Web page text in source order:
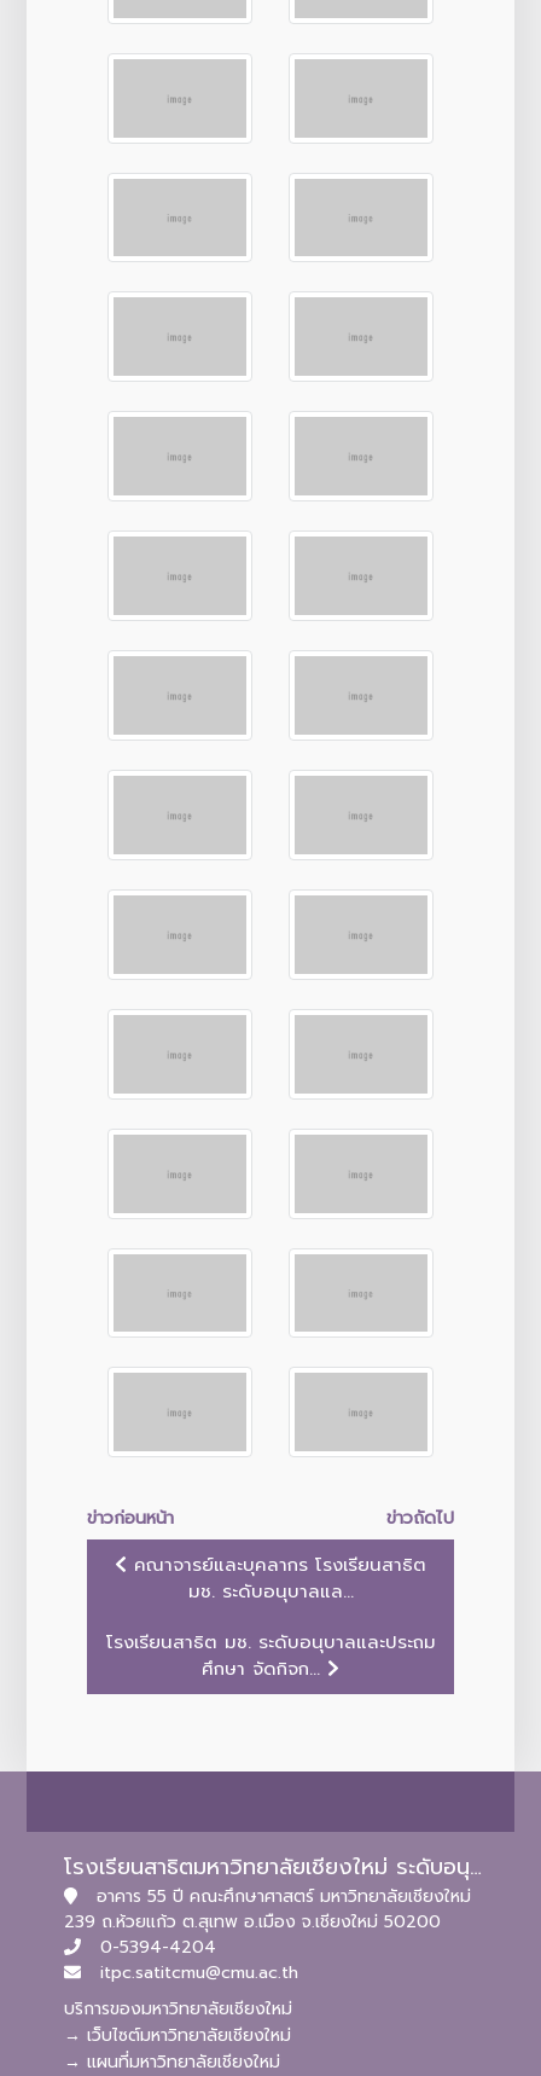
ข่าวก่อนหน้า
ข่าวถัดไป
คณาจารย์และบุคลากร โรงเรียนสาธิต
มช. ระดับอนุบาลแล...
โรงเรียนสาธิต มช. ระดับอนุบาลและประถม
ศึกษา จัดกิจก...
โรงเรียนสาธิตมหาวิทยาลัยเชียงใหม่ ระดับอนุบาลและประถมศึกษา
อาคาร 55 ปี คณะศึกษาศาสตร์ มหาวิทยาลัยเชียงใหม่
239 ถ.ห้วยแก้ว ต.สุเทพ อ.เมือง จ.เชียงใหม่ 50200
0-5394-4204
itpc.satitcmu@cmu.ac.th
บริการของมหาวิทยาลัยเชียงใหม่
→ เว็บไซต์มหาวิทยาลัยเชียงใหม่
→ แผนที่มหาวิทยาลัยเชียงใหม่